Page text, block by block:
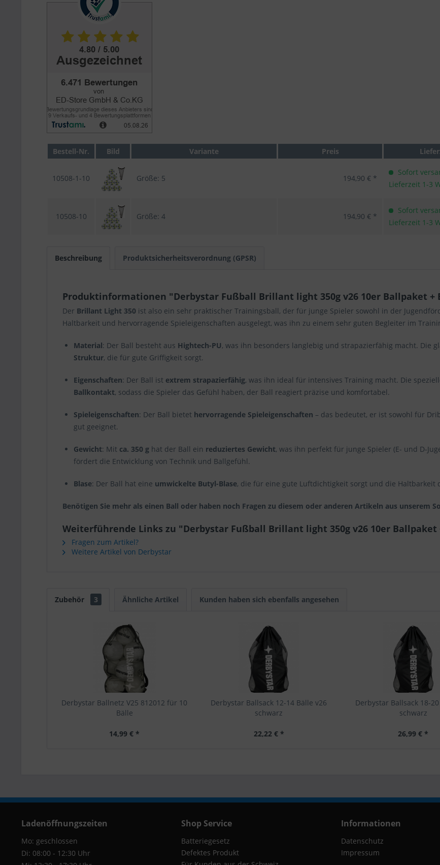
Bestell-Nr. Bild Variante Preis
10508-1-10 Größe: 5 194,90 € *
Sofort
Lieferzeit 1-3
10508-10 Größe: 4 194,90 € *
Sofort
Lieferzeit 1-3
Beschreibung Produktsicherheitsverordnung (GPSR)
Produktinformationen "Derbystar Fußball Brillant light 350g v26 10er Ballpaket
Der Brillant Light 350 ist also ein sehr praktischer Trainingsball, der für junge Spieler sowohl in der
Haltbarkeit und hervorragende Spieleigenschaften ausgelegt, was ihn zu einem sehr guten Begleiter im
Material: Der Ball besteht aus Hightech-PU, was ihn besonders langlebig und strapazierfähig macht. Die
Struktur, die für gute Griffigkeit sorgt.
Eigenschaften: Der Ball ist extrem strapazierfähig, was ihn ideal für intensives Training macht. Die
Ballkontakt, sodass die Spieler das Gefühl haben, der Ball reagiert präzise und komfortabel.
Spieleigenschaften: Der Ball bietet hervorragende Spieleigenschaften – das bedeutet, er ist sowohl für
gut geeignet.
Gewicht: Mit ca. 350 g hat der Ball ein reduziertes Gewicht, was ihn perfekt für junge Spieler (E- und D-
fördert die Entwicklung von Technik und Ballgefühl.
Blase: Der Ball hat eine umwickelte Butyl-Blase, die für eine gute Luftdichtigkeit sorgt und die Haltbarkeit
Benötigen Sie mehr als einen Ball oder haben noch Fragen zu diesem oder anderen Artikeln aus unserem
Weiterführende Links zu "Derbystar Fußball Brillant light 350g v26 10er
Fragen zum Artikel?
Weitere Artikel von Derbystar
Zubehör 3 Ähnliche Artikel Kunden haben sich ebenfalls angesehen
Derbystar Ballnetz V25 812012 für 10
Bälle
14,99 € *
Derbystar Ballsack 12-14 Bälle v26
schwarz
22,22 € *
Derbystar Ballsack 18-
schwarz
26,99 € *
Ladenöffnungszeiten
Mo: geschlossen
Di: 08:00 - 12:30 Uhr
Shop Service
Batteriegesetz
Defektes Produkt
Informationen
Datenschutz
Impressum